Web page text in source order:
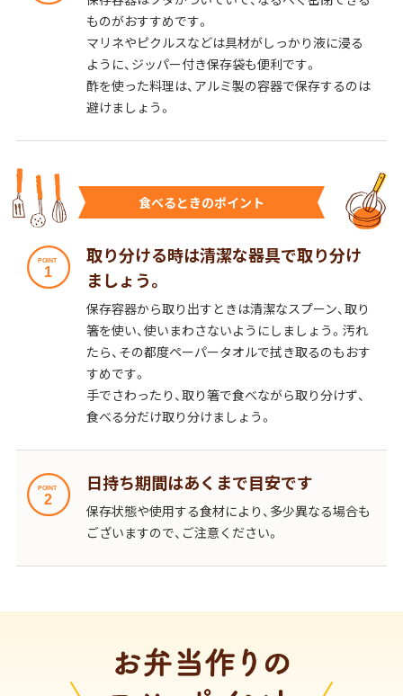
ものがおすすめです。
マリネやピクルスなどは具材がしっかり液に浸る
ように、ジッパー付き保存袋も便利です。
酢を使った料理は、アルミ製の容器で保存するのは
避けましょう。
食べるときのポイント
取り分ける時は清潔な器具で取り分け
ましょう。
保存容器から取り出すときは清潔なスプーン、取り
箸を使い、使いまわさないようにしましょう。汚れ
たら、その都度ペーパータオルで拭き取るのもおす
すめです。
手でさわったり、取り箸で食べながら取り分けず、
食べる分だけ取り分けましょう。
日持ち期間はあくまで目安です
保存状態や使用する食材により、多少異なる場合も
ございますので、ご注意ください。